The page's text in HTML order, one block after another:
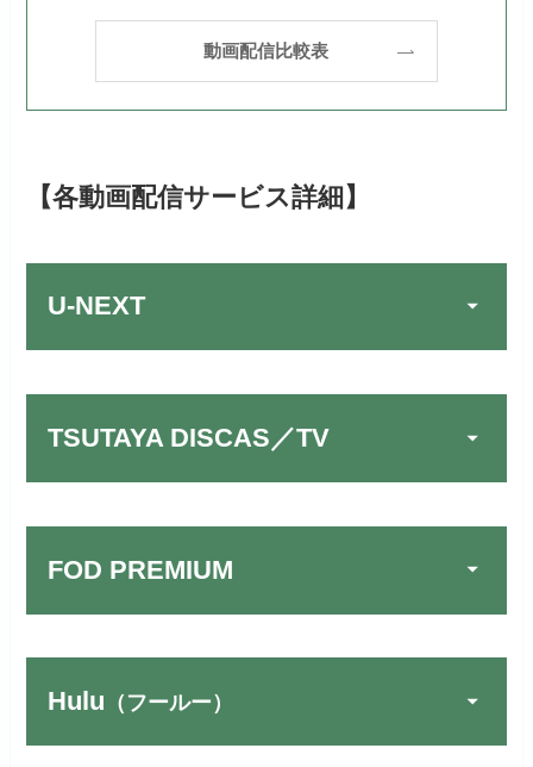
動画配信比較表
【各動画配信サービス詳細】
U-NEXT
TSUTAYA DISCAS／TV
FOD PREMIUM
Hulu （フールー）